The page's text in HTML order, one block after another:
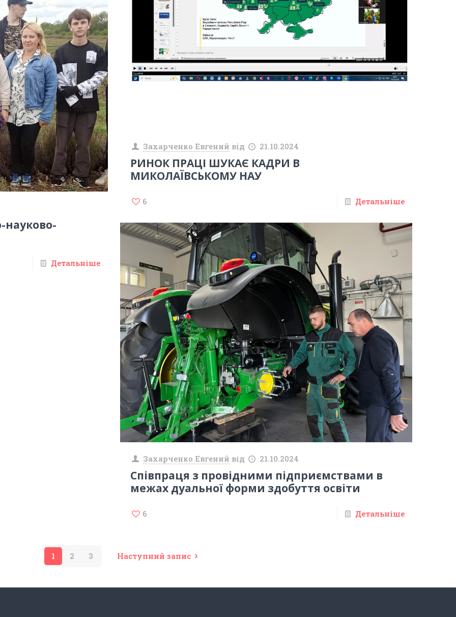
Захарченко Евгений від 21.10.2024
РИНОК ПРАЦІ ШУКАЄ КАДРИ В
МИКОЛАЇВСЬКОМУ НАУ
6 Детальніше
науково-
Детальніше
Захарченко Евгений від 21.10.2024
Співпраця з провідними підприємствами в
межах дуальної форми здобуття освіти
6 Детальніше
1 2 3 Наступний запис